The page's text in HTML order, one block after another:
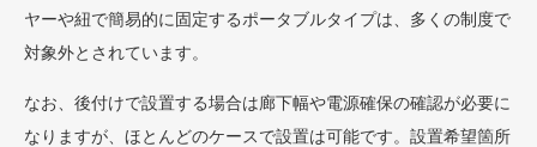
ヤーや紐で簡易的に固定するポータブルタイプは、多くの制度で
対象外とされています。
なお、後付けで設置する場合は廊下幅や電源確保の確認が必要に
なりますが、ほとんどのケースで設置は可能です。設置希望箇所